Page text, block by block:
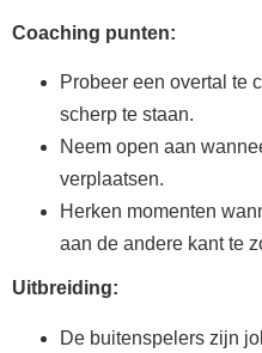
Coaching punten:
Probeer een overtal te
scherp te staan.
Neem open aan
verplaatsen.
Herken momenten
aan de andere kant te
Uitbreiding:
De buitenspelers zijn